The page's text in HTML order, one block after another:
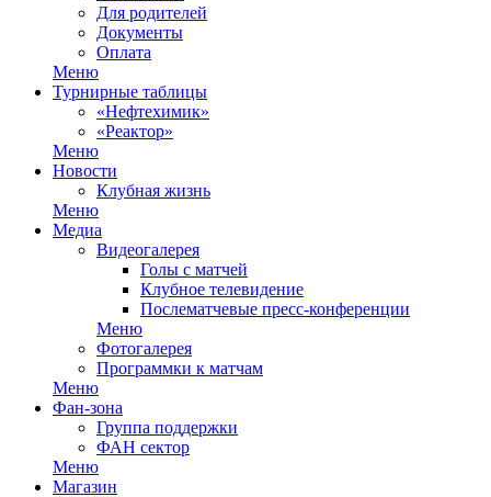
Для родителей
Документы
Оплата
Меню
Турнирные таблицы
«Нефтехимик»
«Реактор»
Меню
Новости
Клубная жизнь
Меню
Медиа
Видеогалерея
Голы с матчей
Клубное телевидение
Послематчевые пресс-конференции
Меню
Фотогалерея
Программки к матчам
Меню
Фан-зона
Группа поддержки
ФАН сектор
Меню
Магазин